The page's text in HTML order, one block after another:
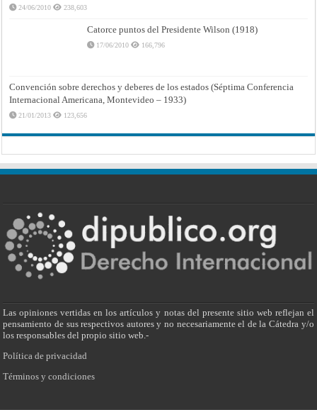
24/06/2010 238,603
Catorce puntos del Presidente Wilson (1918)
17/06/2010 166,796
Convención sobre derechos y deberes de los estados (Séptima Conferencia
Internacional Americana, Montevideo – 1933)
21/01/2013 123,656
Las opiniones vertidas en los artículos y notas del presente sitio web reflejan el
pensamiento de sus respectivos autores y no necesariamente el de la Cátedra y/o
los responsables del propio sitio web.-
Política de privacidad
Términos y condiciones